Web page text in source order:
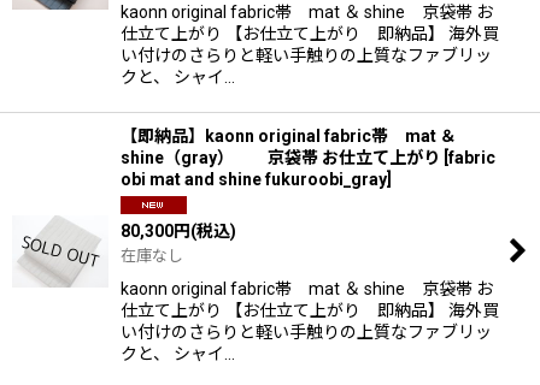
絞り込む
kaonn original fabric帯 mat ＆ shine 京袋帯 お
仕立て上がり 【お仕立て上がり 即納品】 海外買
い付けのさらりと軽い手触りの上質なファブリッ
クと、 シャイ…
【即納品】kaonn original fabric帯 mat ＆
shine（gray） 京袋帯 お仕立て上がり [fabric
obi mat and shine fukuroobi_gray
80,300円(税込)
在庫なし
kaonn original fabric帯 mat ＆ shine 京袋帯 お
仕立て上がり 【お仕立て上がり 即納品】 海外買
い付けのさらりと軽い手触りの上質なファブリッ
クと、 シャイ…